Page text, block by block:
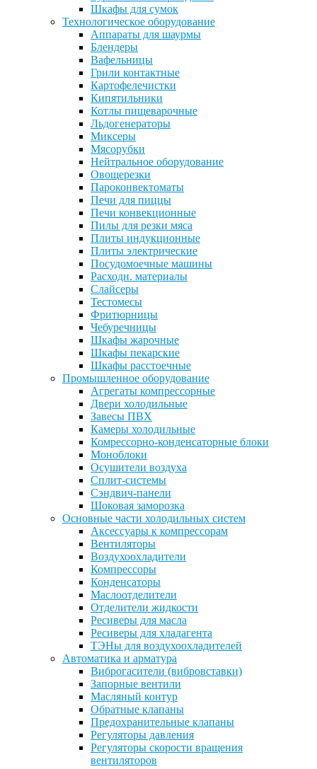
Шкафы для сумок
Технологическое оборудование
Аппараты для шаурмы
Блендеры
Вафельницы
Грили контактные
Картофелечистки
Кипятильники
Котлы пищеварочные
Льдогенераторы
Миксеры
Мясорубки
Нейтральное оборудование
Овощерезки
Пароконвектоматы
Печи для пиццы
Печи конвекционные
Пилы для резки мяса
Плиты индукционные
Плиты электрические
Посудомоечные машины
Расходн. материалы
Слайсеры
Тестомесы
Фритюрницы
Чебуречницы
Шкафы жарочные
Шкафы пекарские
Шкафы расстоечные
Промышленное оборудование
Агрегаты компрессорные
Двери холодильные
Завесы ПВХ
Камеры холодильные
Комрессорно-конденсаторные блоки
Моноблоки
Осушители воздуха
Сплит-системы
Сэндвич-панели
Шоковая заморозка
Основные части холодильных систем
Аксессуары к компрессорам
Вентиляторы
Воздухоохладители
Компрессоры
Конденсаторы
Маслоотделители
Отделители жидкости
Ресиверы для масла
Ресиверы для хладагента
ТЭНы для воздухоохладителей
Автоматика и арматура
Виброгасители (вибровставки)
Запорные вентили
Масляный контур
Обратные клапаны
Предохранительные клапаны
Регуляторы давления
Регуляторы скорости вращения
вентиляторов